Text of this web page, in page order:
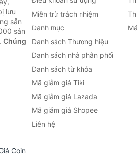
lưu
sẵn
sản
Chúng
Miễn trừ trách nhiệm
Danh mục
Danh sách Thương hiệu
Danh sách nhà phân phối
Danh sách từ khóa
Mã giảm giá Tiki
Mã giảm giá Lazada
Mã giảm giá Shopee
Liên hệ
Giá Coin